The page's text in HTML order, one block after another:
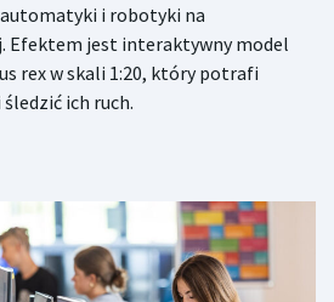
i robotyki na
Efektem jest interaktywny model
rex w skali 1:20, który potrafi
ich ruch.